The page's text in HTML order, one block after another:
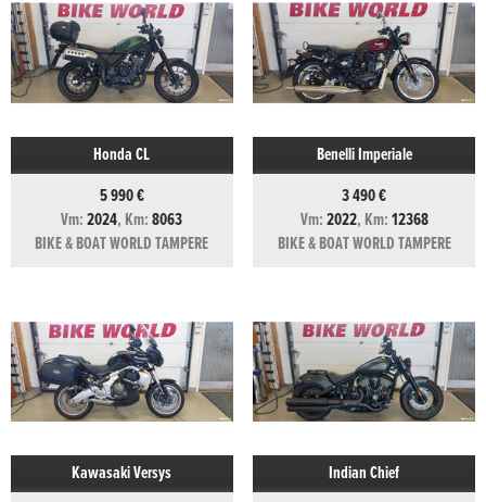
Honda CL
5 990 €
Vm:2024, Km:8063
BIKE & BOAT WORLD TAMPERE
Benelli Imperiale
3 490 €
Vm:2022, Km:12368
BIKE & BOAT WORLD TAMPERE
Kawasaki Versys
Indian Chief